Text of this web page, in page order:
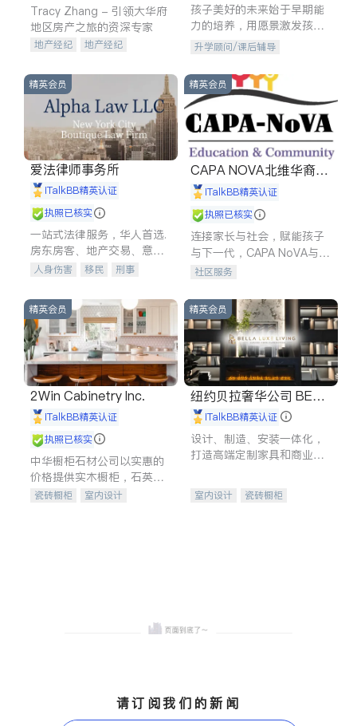
Tracy Zhang - 引领大华府
地区房产之旅的资深专家
地产经纪
地产经纪
商铺租售
孩子美好的未来始于早期能
力的培养，用愿景激发孩子
的学习潜力和动力。理念：
拥有成长型心态是成功的基
石。
升学顾问/课后辅导
精英会员
爱法律师事务所
iTalkBB精英认证
执照已核实
一站式法律服务，华人首选.
房东房客、地产交易、意外
伤害、车祸重伤、商业诉
建筑合同、刑事案件全包办
人身伤害 移民
刑事
信托/遗嘱
商业
商标注册
索赔
律师-其它 保释
精英会员
CAPA NOVA北维华裔家
长会iTalkBB精英认证
执照已核实
连接家长与社会，赋能孩子
与下一代，CAPA NoVA与您
携手建设包容、公平、充满
社区服务
精英会员
2Win Cabinetry Inc.
iTalkBB精英认证
执照已核实
中华橱柜石材公司以实惠的
价格提供实木橱柜，石英石
台面，多种优质不锈钢水
瓷砖橱柜
室内设计
精英会员
纽约贝拉奢华公司 BELL
A LUXE
iTalkBB精英认证
设计、制造、安装一体化，
打造高端定制家具和商业空
室内设计
瓷砖橱柜
请订阅我们的新闻